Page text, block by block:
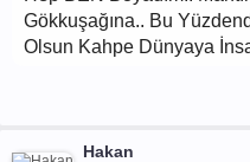
Gökkuşağına.. Bu
Olsun Kahpe Dünyaya
Hakan